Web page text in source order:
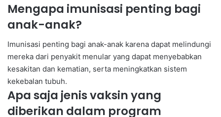
Mengapa imunisasi penting bagi
anak-anak?
Imunisasi penting bagi anak-anak karena dapat melindungi
mereka dari penyakit menular yang dapat menyebabkan
kesakitan dan kematian, serta meningkatkan sistem
kekebalan tubuh.
Apa saja jenis vaksin yang
diberikan dalam program